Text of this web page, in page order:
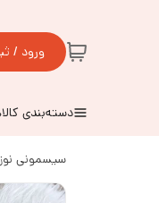
ورود /
دسته‌بندی
سیسمونی